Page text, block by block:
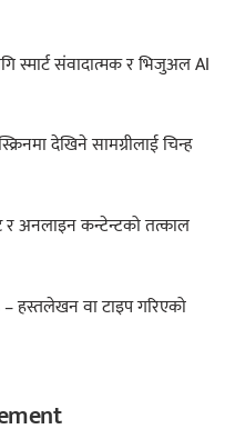
स्मार्ट संवादात्मक र भिजुअल AI
देखिने सामग्रीलाई चिन्ह
अनलाइन कन्टेन्टको तत्काल
– हस्तलेखन वा टाइप गरिएको